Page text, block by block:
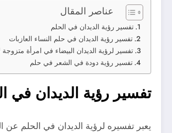
عناصر المقال
تفسير رؤية الديدان في الحلم
تفسير رؤية الديدان في حلم النساء العازبات
تفسير لرؤية الديدان البيضاء في امرأة
تفسير رؤية دودة في الشعر في حلم
تفسير رؤية الديدان في
يعبر تفسيره لرؤية الديدان في الحلم عن